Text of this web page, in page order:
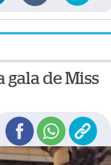
gala de Miss